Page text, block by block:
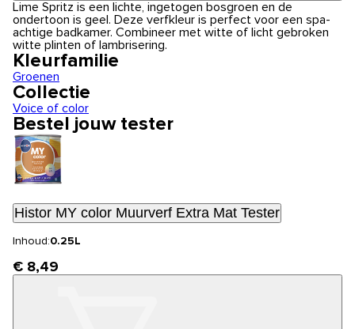
Lime Spritz is een lichte, ingetogen bosgroen en de
ondertoon is geel. Deze verfkleur is perfect voor een spa-
achtige badkamer. Combineer met witte of licht gebroken
witte plinten of lambrisering.
Kleurfamilie
Groenen
Collectie
Voice of color
Bestel jouw tester
Histor MY color Muurverf Extra Mat Tester
Inhoud:0.25L
€ 8,49